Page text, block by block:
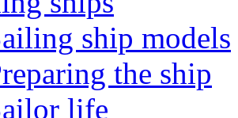
ship models
the ship
life